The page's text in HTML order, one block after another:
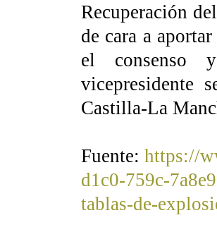
Recuperación
de cara a
el consenso
vicepresidente
Castilla-La
Fuente: https://
d1c0-759c-
tablas-de-